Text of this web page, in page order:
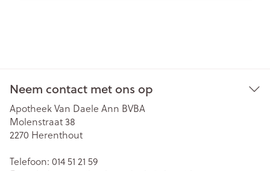
Neem contact met ons op
Apotheek Van Daele Ann BVBA
Molenstraat 38
2270 Herenthout
Telefoon: 014 51 21 59